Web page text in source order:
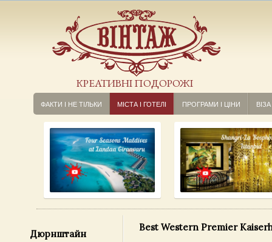
КРЕАТИВНІ ПОДОРОЖІ
ФАКТИ І НЕ ТІЛЬКИ МІСТА І ГОТЕЛІ ПРОГРАМИ І ЦІНИ ВІЗА
Дюрнштайн
Best Western Premier